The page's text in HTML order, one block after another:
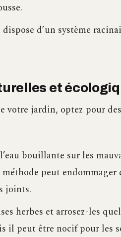
d’un système
et
votre jardin, optez pour
bouillante sur les
peut endommager
joints.
herbes et arrosez-les
il peut être nocif pour les